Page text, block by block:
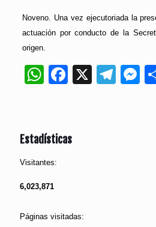
Noveno. Una vez ejecutoriada la
actuación por conducto de la
origen.
WhatsApp
Facebook
X
Estadísticas
Visitantes:
6,023,871
Páginas visitadas: